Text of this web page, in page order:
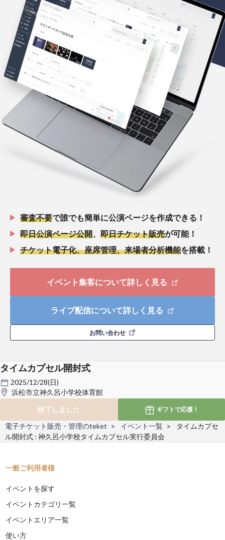
審査不要で誰でも簡単に公演ページを作成できる！
即日公演ページ公開
即日チケット販売が可能！
チケット電子化、座席管理、来場者分析機能を搭載！
イベント集客について詳しく見る
ライブ配信について詳しく見る
お問い合わせ
タイムカプセル開封式
2025/12/28(日)
浜松市立神久呂小学校体育館
終了しました
ギフトで応援！
電子チケット販売・管理のteket イベント一覧
タイムカプセ
ル開封式 : 神久呂小学校タイムカプセル実行委員会
一般ご利用者様
イベントを探す
イベントカテゴリ一覧
イベントエリア一覧
使い方